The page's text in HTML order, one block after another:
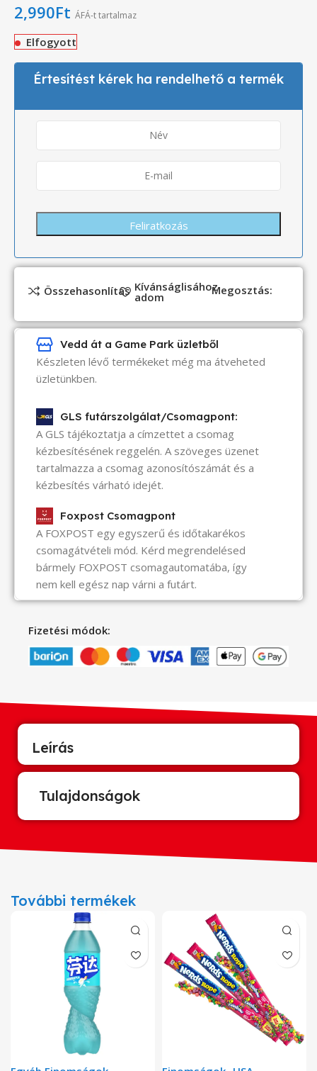
2,990Ft ÁFÁ-t tartalmaz
Elfogyott
Értesítést kérek ha rendelhető a termék
Összehasonlítás Kívánságlisához
adom Megosztás:
Vedd át a Game Park üzletből
Készleten lévő termékeket még ma átveheted
üzletünkben.
GLS futárszolgálat/Csomagpont:
A GLS tájékoztatja a címzettet a csomag
kézbesítésének reggelén. A szöveges üzenet
tartalmazza a csomag azonosítószámát és a
kézbesítés várható idejét.
Foxpost Csomagpont
A FOXPOST egy egyszerű és időtakarékos
csomagátvételi mód. Kérd megrendelésed
bármely FOXPOST csomagautomatába, így
nem kell egész nap várni a futárt.
Fizetési módok:
Leírás
Tulajdonságok
További termékek